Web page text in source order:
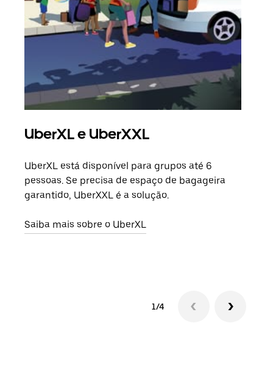
UberXL e UberXXL
UberXL está disponível para grupos até 6
pessoas. Se precisa de espaço de bagageira
garantido, UberXXL é a solução.
Saiba mais sobre o UberXL
1/4